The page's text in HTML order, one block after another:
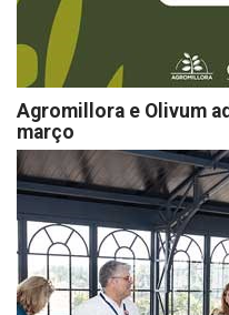
Agromillora e Olivum
março